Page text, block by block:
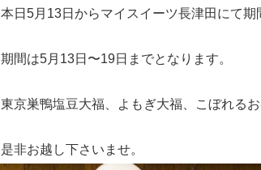
本日5月13日からマイスイーツ長津田にて期
期間は5月13日〜19日までとなります。
東京巣鴨塩豆大福、よもぎ大福、こぼれる
是非お越し下さいませ。